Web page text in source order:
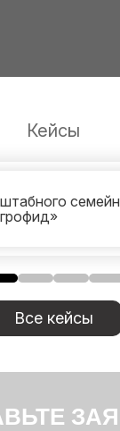
Кейсы
Все кейсы